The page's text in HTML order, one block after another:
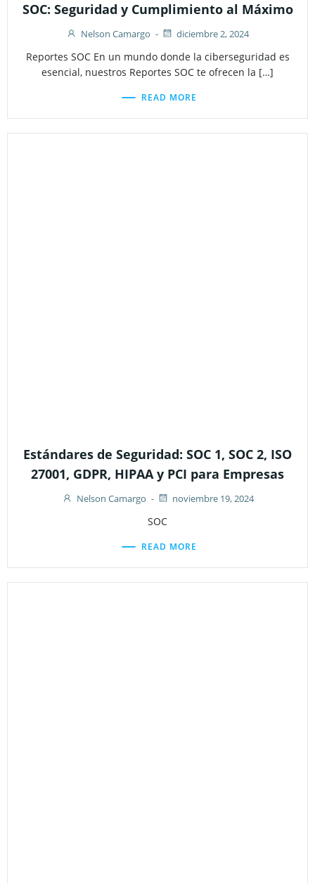
SOC: Seguridad y Cumplimiento al Máximo
Nelson Camargo - diciembre 2, 2024
Reportes SOC En un mundo donde la ciberseguridad es
esencial, nuestros Reportes SOC te ofrecen la […]
READ MORE
Estándares de Seguridad: SOC 1, SOC 2, ISO
27001, GDPR, HIPAA y PCI para Empresas
Nelson Camargo - noviembre 19, 2024
SOC
READ MORE